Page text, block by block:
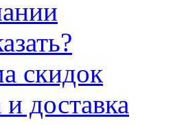
скидок
доставка